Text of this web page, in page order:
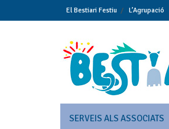
to
El Bestiari Festiu L’Agrupació
SERVEIS ALS ASSOCIATS